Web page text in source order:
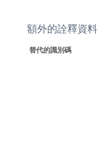
額外的詮釋資料
替代的識別碼